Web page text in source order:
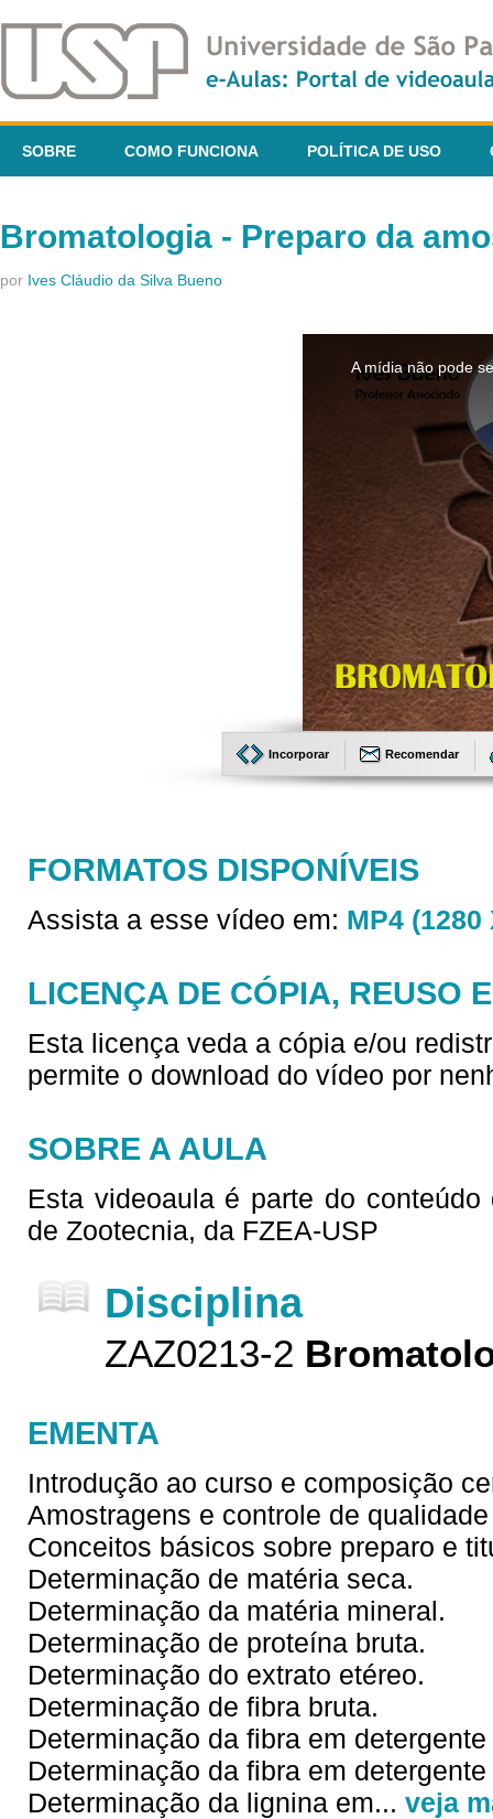
SOBRE COMO FUNCIONA POLÍTICA DE USO
Bromatologia - Preparo da
por Ives Cláudio da Silva Bueno
A mídia não pode
Incorporar Recomendar
FORMATOS DISPONÍVEIS
Assista a esse vídeo em: MP4 (1280
LICENÇA DE CÓPIA, REUSO
Esta licença veda a cópia e/ou
permite o download do vídeo por
SOBRE A AULA
Esta videoaula é parte do
de Zootecnia, da FZEA-USP
Disciplina
ZAZ0213-2
EMENTA
Introdução ao curso e composição
Amostragens e controle de
Conceitos básicos sobre preparo e
Determinação de matéria seca.
Determinação da matéria mineral.
Determinação de proteína bruta.
Determinação do extrato etéreo.
Determinação de fibra bruta.
Determinação da fibra em
Determinação da fibra em
Determinação da lignina em... veja